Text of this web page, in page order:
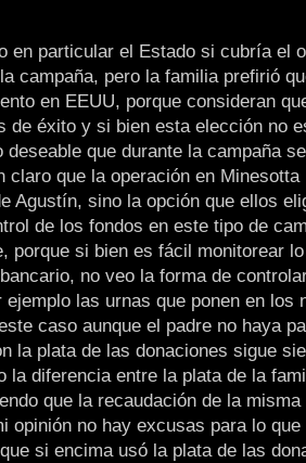
en particular el Estado si cubría el
campaña, pero la familia prefirió
en EEUU, porque consideran
de éxito y si bien esta elección no
deseable que durante la campaña
claro que la operación en
Agustín, sino la opción que ellos
de los fondos en este tipo de
porque si bien es fácil monitorear
no veo la forma de
ejemplo las urnas que ponen en los
caso aunque el padre no haya
la plata de las donaciones sigue
la diferencia entre la plata de la
que la recaudación de la
opinión no hay excusas para lo
si encima usó la plata de las